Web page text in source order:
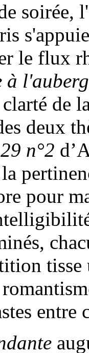
soirée,
le flux
à
de
deux
n°2
pour
entre